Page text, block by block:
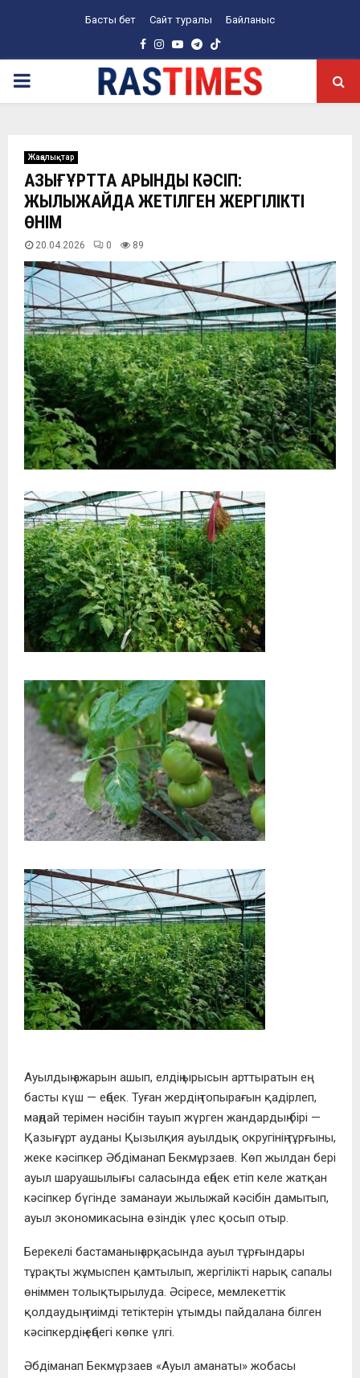
Басты бет Сайт туралы Байланыс
Facebook
Instagram
YoutubeTelegram
PRIMARY
Жаңалықтар
ҚАЗЫҒҰРТТА ҚАРҚЫНДЫ КӘСІП:
ЖЫЛЫЖАЙДА ЖЕТІЛГЕН ЖЕРГІЛІКТІ
ӨНІМ
20.04.2026 0 89
Ауылдың ажарын ашып, елдің ырысын арттыратын ең
басты күш — еңбек. Туған жердің топырағын қадірлеп,
маңдай терімен нәсібін тауып жүрген жандардың бірі —
Қазығұрт ауданы Қызылқия ауылдық округінің тұрғыны,
жеке кәсіпкер Әбдіманап Бекмұрзаев. Көп жылдан бері
ауыл шаруашылығы саласында еңбек етіп келе жатқан
кәсіпкер бүгінде заманауи жылыжай кәсібін дамытып,
ауыл экономикасына өзіндік үлес қосып отыр.
Берекелі бастаманың арқасында ауыл тұрғындары
тұрақты жұмыспен қамтылып, жергілікті нарық сапалы
өніммен толықтырылуда. Әсіресе, мемлекеттік
қолдаудың тиімді тетіктерін ұтымды пайдалана білген
кәсіпкердің еңбегі көпке үлгі.
Әбдіманап Бекмұрзаев «Ауыл аманаты» жобасы